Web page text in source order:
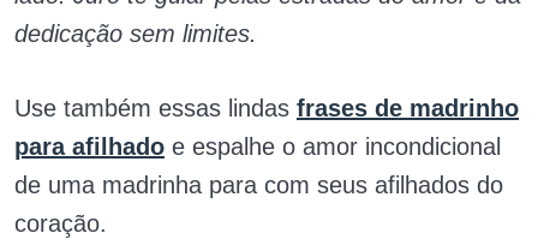
dedicação sem limites.
Use também essas lindas frases de madrinho
para afilhado e espalhe o amor incondicional
de uma madrinha para com seus afilhados do
coração.